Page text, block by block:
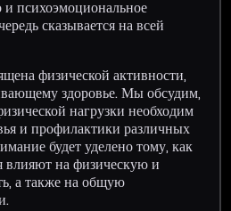
и психоэмоциональное
сказывается на всей
физической активности,
здоровье. Мы обсудим,
нагрузки необходим
и профилактики различных
будет уделено тому, как
влияют на физическую и
а также на общую